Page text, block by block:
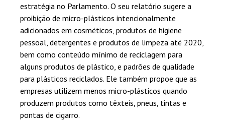
estratégia no Parlamento. O seu relatório sugere a
proibição de micro-plásticos intencionalmente
adicionados em cosméticos, produtos de higiene
pessoal, detergentes e produtos de limpeza até 2020,
bem como conteúdo mínimo de reciclagem para
alguns produtos de plástico, e padrões de qualidade
para plásticos reciclados. Ele também propoe que as
empresas utilizem menos micro-plásticos quando
produzem produtos como têxteis, pneus, tintas e
pontas de cigarro.